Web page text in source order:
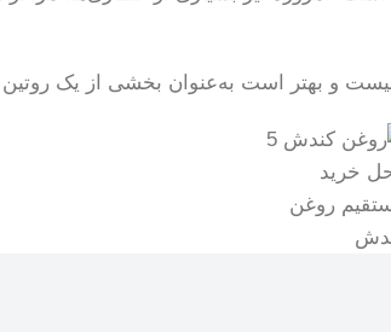
و بهتر است به‌عنوان بخشی از یک
خرید
روغن